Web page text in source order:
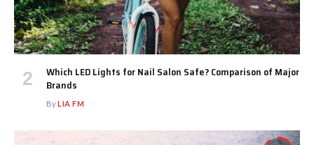
Which LED Lights for Nail Salon Safe? Comparison of Major
Brands
ByLIA FM